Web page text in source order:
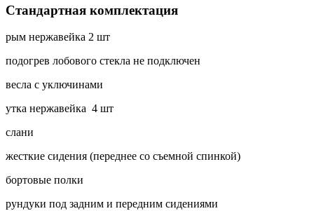
Стандартная комплектация
рым нержавейка 2 шт
подогрев лобового стекла не подключен
весла с уключинами
утка нержавейка 4 шт
слани
жесткие сидения (переднее со съемной спинкой)
бортовые полки
рундуки под задним и передним сидениями